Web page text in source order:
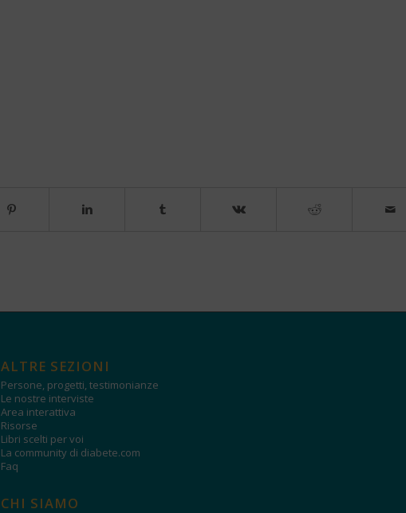
ALTRE SEZIONI
Persone, progetti, testimonianze
Le nostre interviste
Area interattiva
Risorse
Libri scelti per voi
La community di diabete.com
Faq
CHI SIAMO